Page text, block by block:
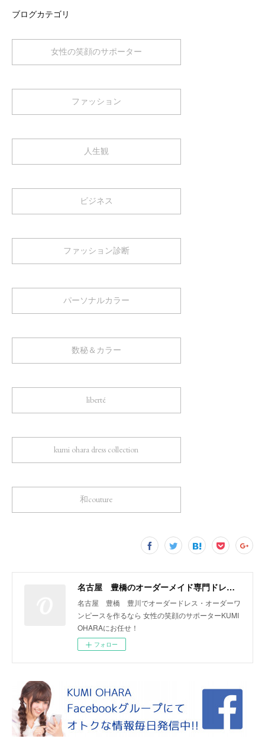
ブログカテゴリ
女性の笑顔のサポーター
ファッション
人生観
ビジネス
ファッション診断
パーソナルカラー
数秘＆カラー
liberté
kumi ohara dress collection
和couture
名古屋 豊橋のオーダーメイド専門ドレスデザイナー KUMI OHARA
名古屋 豊橋 豊川でオーダードレス・オーダーワ
ンピースを作るなら 女性の笑顔のサポーターKUMI
OHARAにお任せ！
フォロー